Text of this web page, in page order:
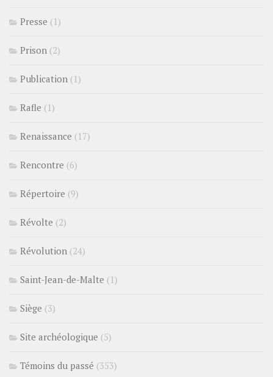
Presse (1)
Prison (2)
Publication (1)
Rafle (1)
Renaissance (17)
Rencontre (6)
Répertoire (9)
Révolte (2)
Révolution (24)
Saint-Jean-de-Malte (1)
Siège (3)
Site archéologique (5)
Témoins du passé (353)